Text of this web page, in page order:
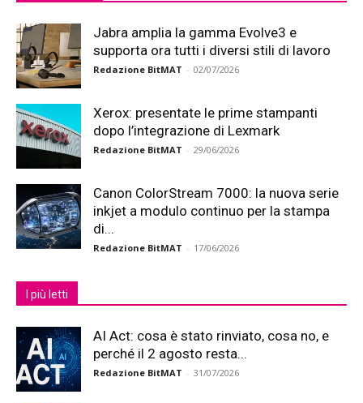
Jabra amplia la gamma Evolve3 e
supporta ora tutti i diversi stili di lavoro
Redazione BitMAT - 02/07/2026
Xerox: presentate le prime stampanti
dopo l’integrazione di Lexmark
Redazione BitMAT - 29/06/2026
Canon ColorStream 7000: la nuova serie
inkjet a modulo continuo per la stampa
di...
Redazione BitMAT - 17/06/2026
I più letti
AI Act: cosa è stato rinviato, cosa no, e
perché il 2 agosto resta...
Redazione BitMAT - 31/07/2026